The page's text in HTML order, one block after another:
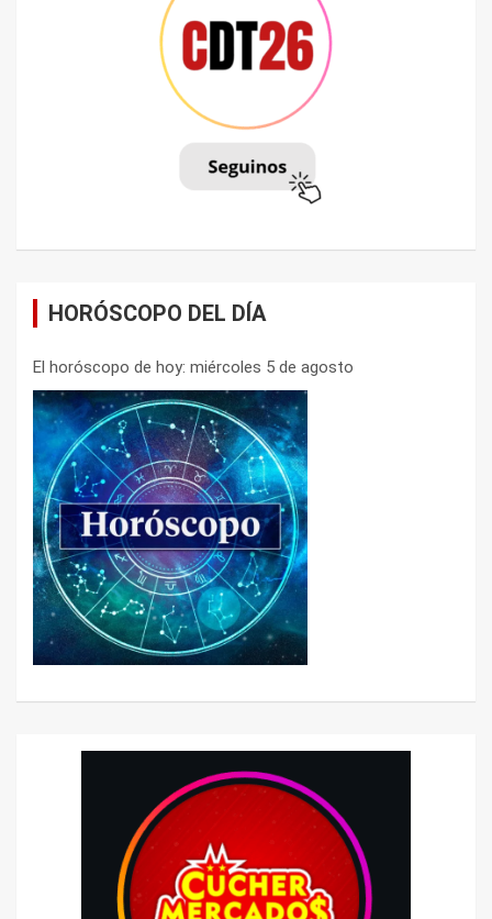
HORÓSCOPO DEL DÍA
El horóscopo de hoy: miércoles 5 de agosto